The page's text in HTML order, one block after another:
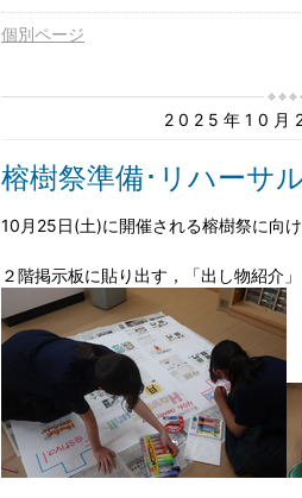
個別ページ
2025年10月
榕樹祭準備･リハーサ
10月25日(土)に開催される榕樹祭に向
２階掲示板に貼り出す，「出し物紹介